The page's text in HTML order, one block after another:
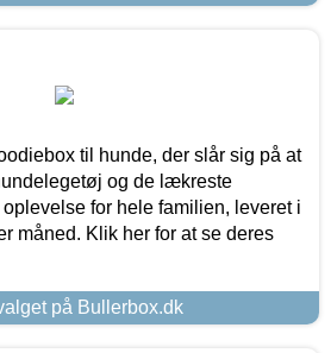
til hunde, der slår sig på at
og de lækreste
for hele familien, leveret i
måned. Klik her for at se deres
på Bullerbox.dk